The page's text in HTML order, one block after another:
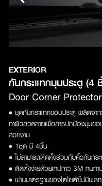
EXTERIOR
กันกระแทกมุมประตู (4
Door Corner
• ชุดกันกระแทกขอบประตู ผลิตจ
ทาผิวลวดลายเพื่อการปกป้องมุมขอ
สวยงาม
• 1ชุด มี 4ชิ้น
• ไม่สามารถติดตั้งร่วมกับคิ้วกันกร
• ติดตั้งง่ายด้วยเทปกาว 3M ทนทา
• ผ่านมาตรฐานของโตโยต้าไม่มีผ